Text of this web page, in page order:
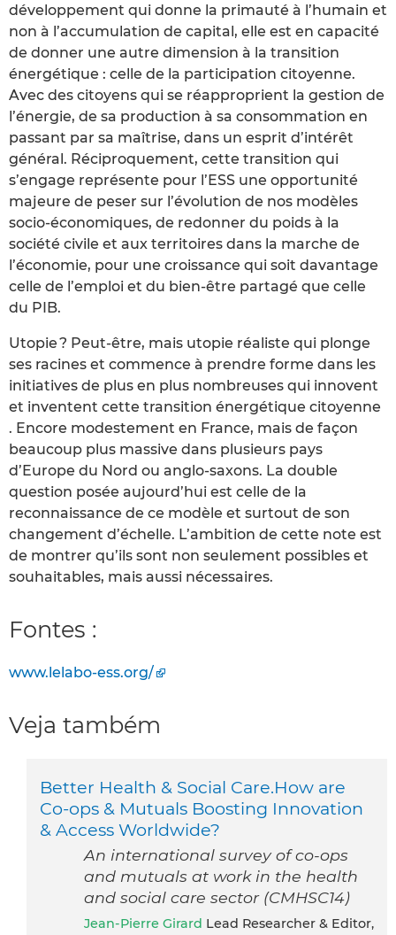
développement qui donne la primauté à l’humain et
non à l’accumulation de capital, elle est en capacité
de donner une autre dimension à la transition
énergétique : celle de la participation citoyenne.
Avec des citoyens qui se réapproprient la gestion de
l’énergie, de sa production à sa consommation en
passant par sa maîtrise, dans un esprit d’intérêt
général. Réciproquement, cette transition qui
s’engage représente pour l’ESS une opportunité
majeure de peser sur l’évolution de nos modèles
socio-économiques, de redonner du poids à la
société civile et aux territoires dans la marche de
l’économie, pour une croissance qui soit davantage
celle de l’emploi et du bien-être partagé que celle
du PIB.
Utopie ? Peut-être, mais utopie réaliste qui plonge
ses racines et commence à prendre forme dans les
initiatives de plus en plus nombreuses qui innovent
et inventent cette transition énergétique citoyenne
. Encore modestement en France, mais de façon
beaucoup plus massive dans plusieurs pays
d’Europe du Nord ou anglo-saxons. La double
question posée aujourd’hui est celle de la
reconnaissance de ce modèle et surtout de son
changement d’échelle. L’ambition de cette note est
de montrer qu’ils sont non seulement possibles et
souhaitables, mais aussi nécessaires.
Fontes :
www.lelabo-ess.org/
Veja também
Better Health & Social Care.How are
Co-ops & Mutuals Boosting Innovation
& Access Worldwide?
An international survey of co-ops
and mutuals at work in the health
and social care sector (CMHSC14)
Jean-Pierre Girard Lead Researcher & Editor,